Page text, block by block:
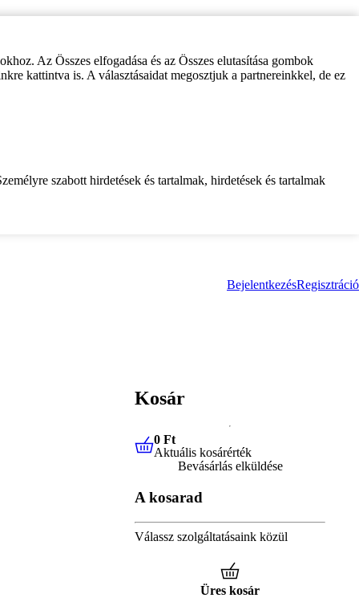
Az Összes elfogadása és az Összes elutasítása gombok
kattintva is. A választásaidat megosztjuk a partnereinkkel, de ez
szabott hirdetések és tartalmak, hirdetések és tartalmak
BejelentkezésRegisztráció
Kosár
0 FtAktuális kosárérték
0 Ft
Aktuális kosárérték
Bevásárlás elküldése
A kosarad
Válassz szolgáltatásaink közül
Üres kosár